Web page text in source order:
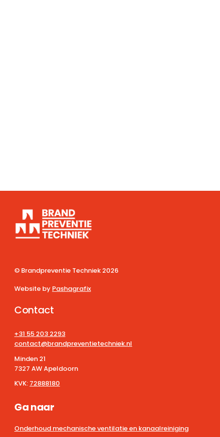
© Brandpreventie Techniek 2026
Website by Pashagrafix
Contact
+31 55 203 2293
contact@brandpreventietechniek.nl
Minden 21
7327 AW Apeldoorn
KVK: 72888180
Ga naar
Onderhoud mechanische ventilatie en kanaalreiniging